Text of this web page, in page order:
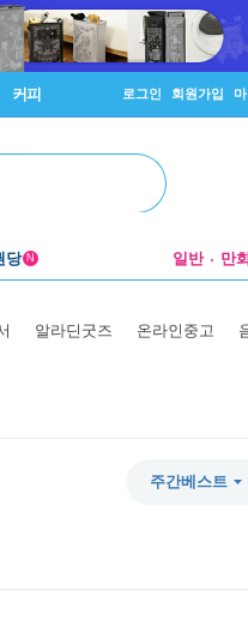
커피 로그인 회원가입
당 N 일반 만
알라딘굿즈 온라인중고
주간베스트